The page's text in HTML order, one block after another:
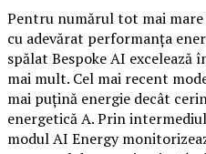
Pentru numărul tot mai mare
cu adevărat performanța
spălat Bespoke AI excelează
mai mult. Cel mai recent
mai puțină energie decât
energetică A. Prin
modul AI Energy